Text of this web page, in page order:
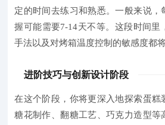
定的时间去练习和熟悉。一般来说，
握可能需要7-14天不等。这段时间里
手法以及对烤箱温度控制的敏感度都
进阶技巧与创新设计阶段
在这个阶段，你将更深入地探索蛋糕
糖花制作、翻糖工艺、巧克力造型等